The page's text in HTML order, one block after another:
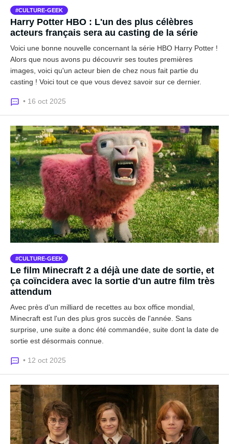
CULTURE-GEEK
Harry Potter HBO : L'un des plus célèbres
acteurs français sera au casting de la série
Voici une bonne nouvelle concernant la série HBO Harry Potter !
Alors que nous avons pu découvrir ses toutes premières
images, voici qu'un acteur bien de chez nous fait partie du
casting ! Voici tout ce que vous devez savoir sur ce dernier.
• 16 oct 2025
CULTURE-GEEK
Le film Minecraft 2 a déjà une date de sortie, et
ça coïncidera avec la sortie d'un autre film très
attendum
Avec près d'un milliard de recettes au box office mondial,
Minecraft est l'un des plus gros succès de l'année. Sans
surprise, une suite a donc été commandée, suite dont la date de
sortie est désormais connue.
• 12 oct 2025